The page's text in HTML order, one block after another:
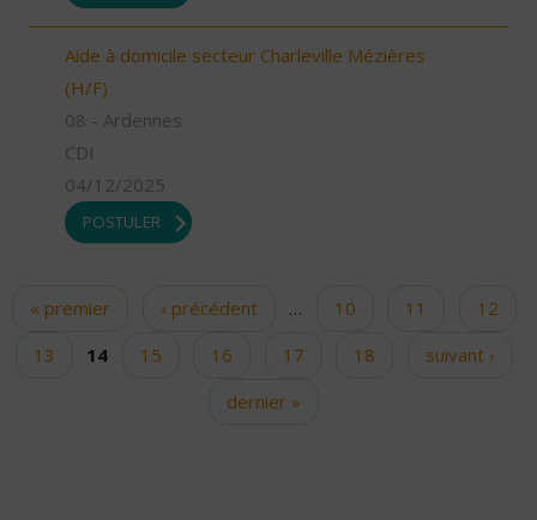
Aide à domicile secteur Charleville Mézières
(H/F)
08 - Ardennes
CDI
04/12/2025
POSTULER
Pages
« premier ‹ précédent … 10 11
12
13
14 15 16 17 18
suivant ›
dernier »